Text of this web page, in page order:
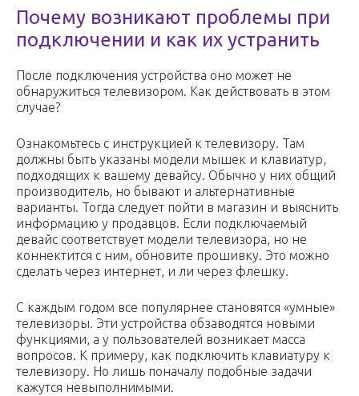
Почему возникают проблемы при
подключении и как их устранить
После подключения устройства оно может не
обнаружиться телевизором. Как действовать в этом
случае?
Ознакомьтесь с инструкцией к телевизору. Там
должны быть указаны модели мышек и клавиатур,
подходящих к вашему девайсу. Обычно у них общий
производитель, но бывают и альтернативные
варианты. Тогда следует пойти в магазин и выяснить
информацию у продавцов. Если подключаемый
девайс соответствует модели телевизора, но не
коннектится с ним, обновите прошивку. Это можно
сделать через интернет, и ли через флешку.
С каждым годом все популярнее становятся «умные»
телевизоры. Эти устройства обзаводятся новыми
функциями, а у пользователей возникает масса
вопросов. К примеру, как подключить клавиатуру к
телевизору. Но лишь поначалу подобные задачи
кажутся невыполнимыми.